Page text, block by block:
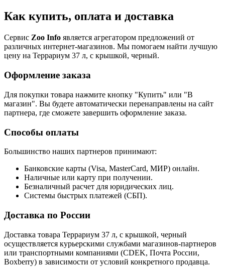
Как купить, оплата и доставка
Сервис Zoo Info является агрегатором предложений от
различных интернет-магазинов. Мы помогаем найти лучшую
цену на Террариум 37 л, с крышкой, черный.
Оформление заказа
Для покупки товара нажмите кнопку "Купить" или "В
магазин". Вы будете автоматически перенаправлены на сайт
партнера, где сможете завершить оформление заказа.
Способы оплаты
Большинство наших партнеров принимают:
Банковские карты (Visa, MasterCard, МИР) онлайн.
Наличные или карту при получении.
Безналичный расчет для юридических лиц.
Системы быстрых платежей (СБП).
Доставка по России
Доставка товара Террариум 37 л, с крышкой, черный
осуществляется курьерскими службами магазинов-партнеров
или транспортными компаниями (CDEK, Почта России,
Boxberry) в зависимости от условий конкретного продавца.